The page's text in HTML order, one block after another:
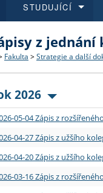
Struktura a historie
Strategie a další
Podpora a benefity pro
Absolventi fakulty
Co studovat a jak se
Učitelské studijní
Informace k průběhu
STUDUJÍCÍ
Bakalářské a magisterské
Doktorské studium
Rigorózní řízení
O vědě a výzkumu na FF
Akademické kvalifikace
Granty a projekty
Aktuální nabídky a
Vyjíždějící studenti
Přijíždějící studenti
Vyjíždějící zaměstnanci
z jednání
Fakulta > Strategie a další
2026
05-04 Zápis z
04-27 Zápis z užšího
04-20 Zápis z užšího
03-16 Zápis z